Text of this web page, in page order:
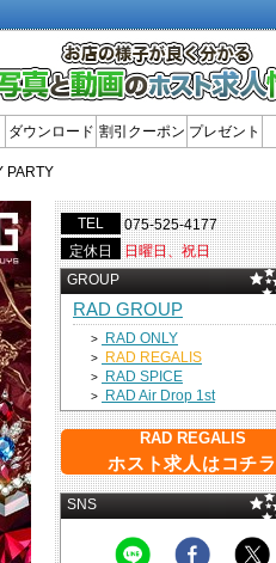
ダウンロード 割引クーポン プレゼント
PARTY
TEL
075-525-4177
定休日
日曜日、祝日
GROUP
RAD GROUP
> RAD ONLY
> RAD REGALIS
> RAD SPICE
> RAD Air Drop 1st
RAD REGALIS
ホスト求人はコチラ
SNS